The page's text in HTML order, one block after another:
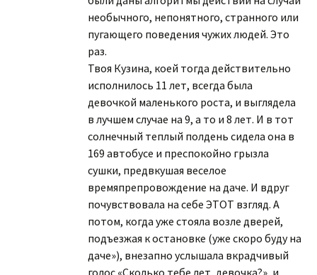
необычного, непонятного, странного или
пугающего поведения чужих людей. Это
раз.
Твоя Кузина, коей тогда действительно
исполнилось 11 лет, всегда была
девочкой маленького роста, и выглядела
в лучшем случае на 9, а то и 8 лет. И в тот
солнечный теплый полдень сидела она в
169 автобусе и преспокойно грызла
сушки, предвкушая веселое
времяпрепровождение на даче. И вдруг
почувствовала на себе ЭТОТ взгляд. А
потом, когда уже стояла возле дверей,
подъезжая к остановке (уже скоро буду на
даче»), внезапно услышала вкрадчивый
голос «Сколько тебе лет, девочка?», и